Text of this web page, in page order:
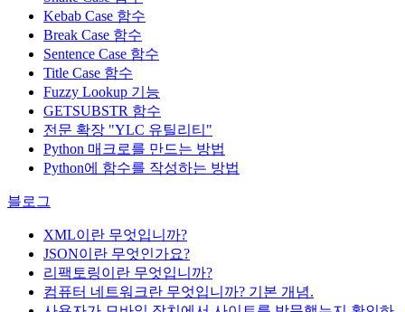
Kebab Case 함수
Break Case 함수
Sentence Case 함수
Title Case 함수
Fuzzy Lookup 기능
GETSUBSTR 함수
전문 확장 "YLC 유틸리티"
Python 매크로를 만드는 방법
Python에 함수를 작성하는 방법
블로그
XML이란 무엇입니까?
JSON이란 무엇인가요?
리팩토링이란 무엇입니까?
컴퓨터 네트워크란 무엇입니까? 기본 개념.